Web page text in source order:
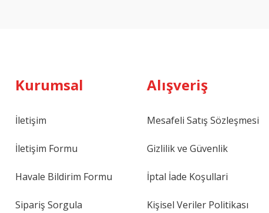
Kurumsal
İletişim
İletişim Formu
Havale Bildirim Formu
Sipariş Sorgula
Alışveriş
Mesafeli Satış Sözleşmesi
Gizlilik ve Güvenlik
İptal İade Koşullari
Kişisel Veriler Politikası